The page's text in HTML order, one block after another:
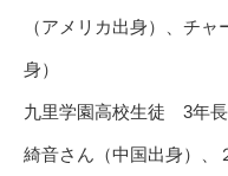
（アメリカ出身）、チ
身）
九里学園高校生徒 3年
綺音さん（中国出身）、